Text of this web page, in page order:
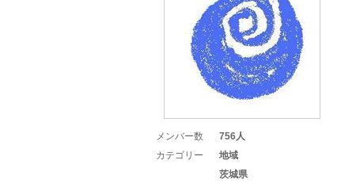
メンバー数
756人
カテゴリー
地域
茨城県